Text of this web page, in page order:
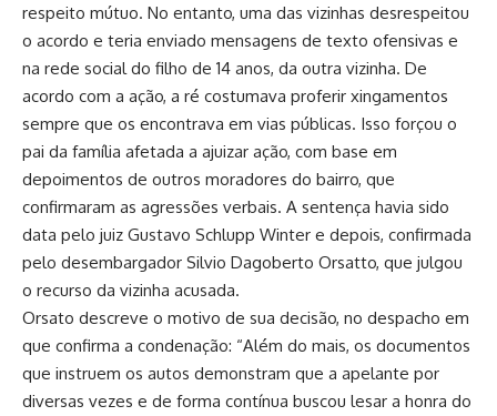
respeito mútuo. No entanto, uma das vizinhas desrespeitou
o acordo e teria enviado mensagens de texto ofensivas e
na rede social do filho de 14 anos, da outra vizinha. De
acordo com a ação, a ré costumava proferir xingamentos
sempre que os encontrava em vias públicas. Isso forçou o
pai da família afetada a ajuizar ação, com base em
depoimentos de outros moradores do bairro, que
confirmaram as agressões verbais. A sentença havia sido
data pelo juiz Gustavo Schlupp Winter e depois, confirmada
pelo desembargador Silvio Dagoberto Orsatto, que julgou
o recurso da vizinha acusada.
Orsato descreve o motivo de sua decisão, no despacho em
que confirma a condenação: “Além do mais, os documentos
que instruem os autos demonstram que a apelante por
diversas vezes e de forma contínua buscou lesar a honra do